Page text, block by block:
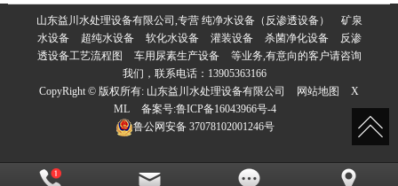
山东益川水处理设备有限公司,专营 纯净水设备（反渗透设备）
矿泉
水设备
超纯水设备 软化水设备 灌装设备 杀菌净化设备
反渗
透设备工艺流程图
车用尿素生产设备
等业务,有意向的客户请咨询
我们，联系电话： 13905363166
CopyRight © 版权所有: 山东益川水处理设备有限公司 网站地图
X
ML
备案号:鲁ICP备16043966号-4
鲁公网安备37078102001246号